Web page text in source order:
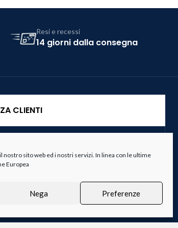
sito web ed i nostri servizi. In linea con le ultime
Europea
Nega Preferenze
Resi e recessi
14 giorni dalla consegna
CLIENTI